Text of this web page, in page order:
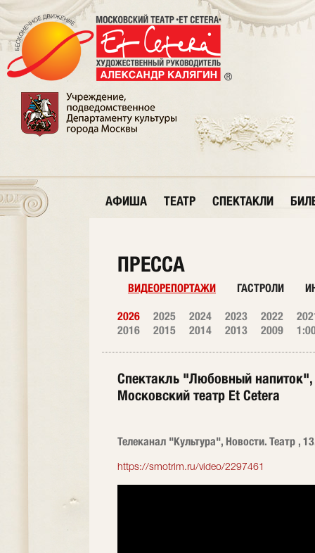
АФИША ТЕАТР СПЕКТАКЛИ
ПРЕССА
ВИДЕОРЕПОРТАЖИ ГАСТРОЛИ
2026 2025 2024 2023 2022
2016
2015 2014 2013 2009
Спектакль "Любовный
Московский театр Et Cetera
Телеканал "Культура", Новости. Театр ,
https://smotrim.ru/video/2297461